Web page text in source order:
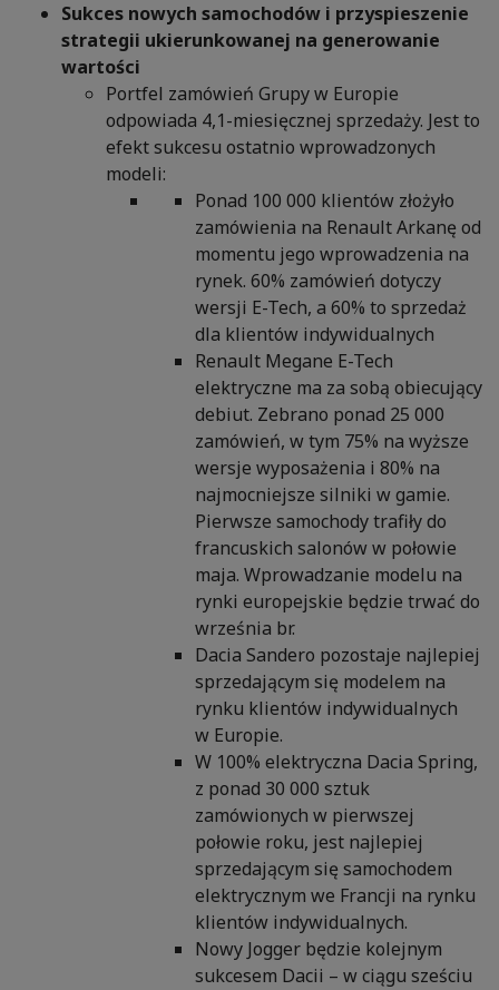
Sukces nowych samochodów i przyspieszenie
strategii ukierunkowanej na generowanie
wartości
Portfel zamówień Grupy w Europie
odpowiada 4,1-miesięcznej sprzedaży. Jest to
efekt sukcesu ostatnio wprowadzonych
modeli:
Ponad 100 000 klientów złożyło
zamówienia na Renault Arkanę od
momentu jego wprowadzenia na
rynek. 60% zamówień dotyczy
wersji E-Tech, a 60% to sprzedaż
dla klientów indywidualnych
Renault Megane E-Tech
elektryczne ma za sobą obiecujący
debiut. Zebrano ponad 25 000
zamówień, w tym 75% na wyższe
wersje wyposażenia i 80% na
najmocniejsze silniki w gamie.
Pierwsze samochody trafiły do
francuskich salonów w połowie
maja. Wprowadzanie modelu na
rynki europejskie będzie trwać do
września br.
Dacia Sandero pozostaje najlepiej
sprzedającym się modelem na
rynku klientów indywidualnych
w Europie.
W 100% elektryczna Dacia Spring,
z ponad 30 000 sztuk
zamówionych w pierwszej
połowie roku, jest najlepiej
sprzedającym się samochodem
elektrycznym we Francji na rynku
klientów indywidualnych.
Nowy Jogger będzie kolejnym
sukcesem Dacii – w ciągu sześciu